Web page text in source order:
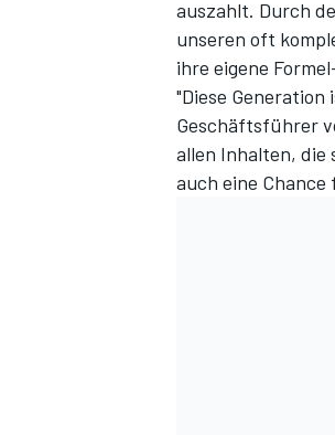
auszahlt. Durch
unseren oft
ihre eigene
"Diese
Geschäftsführer
allen Inhalten, die
auch eine